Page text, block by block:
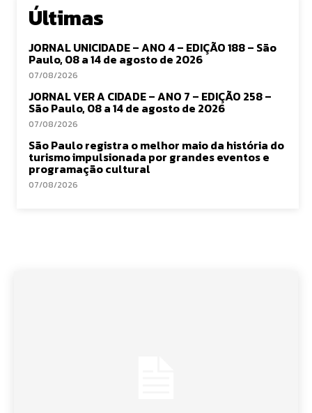
Últimas
JORNAL UNICIDADE – ANO 4 – EDIÇÃO 188 – São
Paulo, 08 a 14 de agosto de 2026
07/08/2026
JORNAL VER A CIDADE – ANO 7 – EDIÇÃO 258 –
São Paulo, 08 a 14 de agosto de 2026
07/08/2026
São Paulo registra o melhor maio da história do
turismo impulsionada por grandes eventos e
programação cultural
07/08/2026